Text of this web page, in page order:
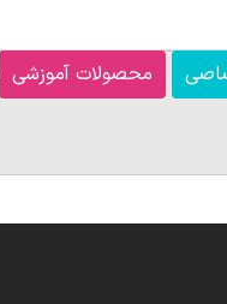
محصولات آموزشی